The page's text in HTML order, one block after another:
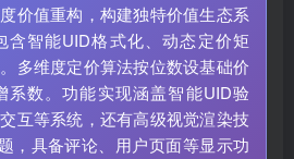
价值重构，构建独特价值生态系
含智能UID格式化、动态定价矩
多维度定价算法按位数设基础价
系数。功能实现涵盖智能UID验
互等系统，还有高级视觉渲染技
，具备评论、用户页面等显示功